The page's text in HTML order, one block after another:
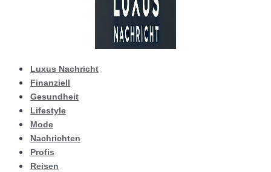
Luxus Nachricht
Finanziell
Gesundheit
Lifestyle
Mode
Nachrichten
Profis
Reisen